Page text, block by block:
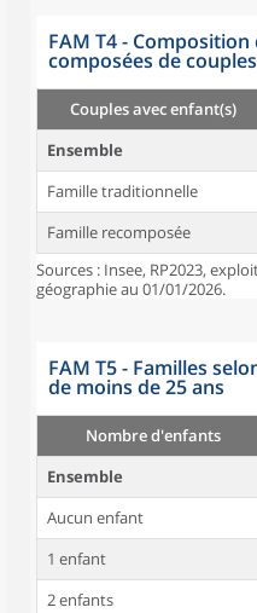
FAM T4 -
composées de
Couples avec enfant(s)
Ensemble
Famille traditionnelle
Famille recomposée
Sources : Insee, RP2023,
géographie au 01/01/2026.
FAM T5 - Familles
de moins de 25 ans
Nombre d'enfants
Ensemble
Aucun enfant
1 enfant
2 enfants